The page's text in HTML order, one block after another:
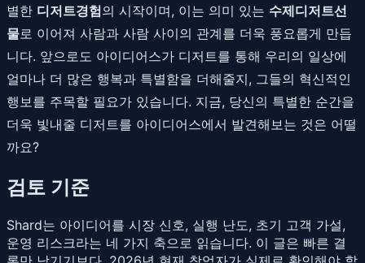
별한 디저트경험의 시작이며, 이는 의미 있는 수제디저트선
물로 이어져 사람과 사람 사이의 관계를 더욱 풍요롭게 만듭
니다. 앞으로도 아이디어스가 디저트를 통해 우리의 일상에
얼마나 더 많은 행복과 특별함을 더해줄지, 그들의 혁신적인
행보를 주목할 필요가 있습니다. 지금, 당신의 특별한 순간을
더욱 빛내줄 디저트를 아이디어스에서 발견해보는 것은 어떨
까요?
검토 기준
Shard는 아이디어를 시장 신호, 실행 난도, 초기 고객 가설,
운영 리스크라는 네 가지 축으로 읽습니다. 이 글은 빠른 결